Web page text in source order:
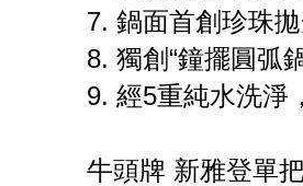
7. 鍋面首創珍珠
8. 獨創“鐘擺圓弧
9. 經5重純水洗淨
牛頭牌 新雅登單